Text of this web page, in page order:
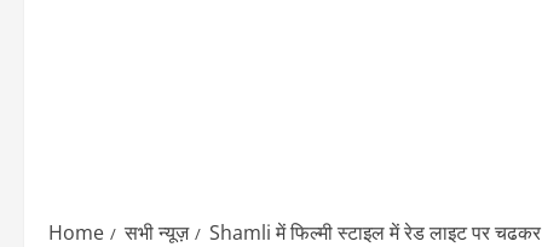
Home सभी न्यूज़ Shamli में फिल्मी स्टाइल में रेड लाइट पर